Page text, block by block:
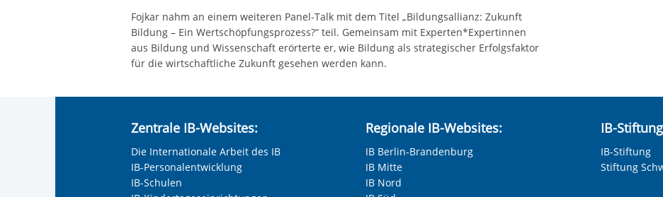
Fojkar nahm an einem weiteren Panel-Talk mit dem Titel „Bildungsallianz: Zukunft
Bildung – Ein Wertschöpfungsprozess?“ teil. Gemeinsam mit Experten*Expertinnen
aus Bildung und Wissenschaft erörterte er, wie Bildung als strategischer Erfolgsfaktor
für die wirtschaftliche Zukunft gesehen werden kann.
Zentrale IB-Websites:
Die Internationale Arbeit des IB
IB-Personalentwicklung
IB-Schulen
Regionale IB-Websites:
IB Berlin-Brandenburg
IB Mitte
IB Nord
IB-
IB-Stiftung
Stiftung